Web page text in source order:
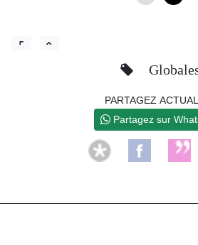
PARTAGEZ
Partagez sur